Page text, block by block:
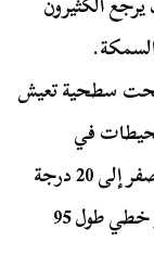
تحت سطحية تعيش
و المحيطات في
المناطق الدافئة نوعا ما بين درجات حراة من صفر إلى 20 درجة
مئوية بين خطي عرض 80 و 35 درجة شمالا و خطي طول 95